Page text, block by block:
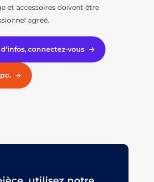
et accessoires doivent être
agréé.
connectez-vous